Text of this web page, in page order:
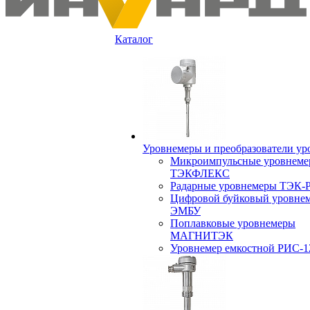
Каталог
Уровнемеры и преобразователи
Микроимпульсные
ТЭКФЛЕКС
Радарные уровнемеры ТЭК-
Цифровой буйковый
ЭМБУ
Поплавковые уровнемеры
МАГНИТЭК
Уровнемер емкостной РИС-